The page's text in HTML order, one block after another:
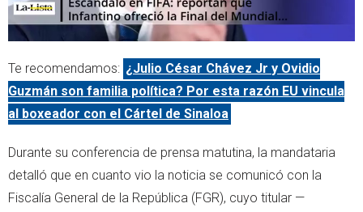
Te recomendamos: ¿Julio César Chávez Jr y Ovidio
Guzmán son familia política? Por esta razón EU vincula
al boxeador con el Cártel de Sinaloa
Durante su conferencia de prensa matutina, la mandataria
detalló que en cuanto vio la noticia se comunicó con la
Fiscalía General de la República (FGR), cuyo titular —